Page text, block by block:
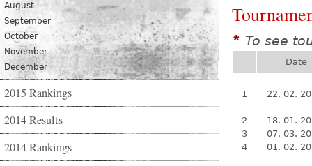
August
September
October
November
December
2015 Rankings
2014 Results
2014 Rankings
* To see
Date
1 22. 02.
2
18. 01.
3
07. 03.
4
01. 02.